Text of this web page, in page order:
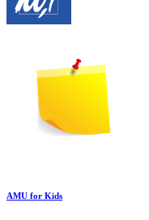
AMU for Kids